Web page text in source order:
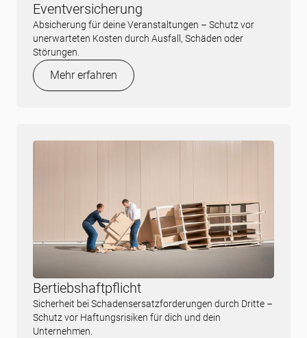
Eventversicherung
Absicherung für deine Veranstaltungen – Schutz vor
unerwarteten Kosten durch Ausfall, Schäden oder
Störungen.
Mehr erfahren
Bertiebshaftpflicht
Sicherheit bei Schadensersatzforderungen durch Dritte –
Schutz vor Haftungsrisiken für dich und dein
Unternehmen.